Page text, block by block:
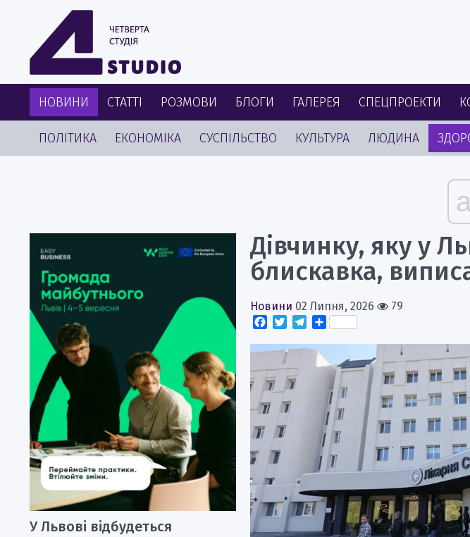
НОВИНИ СТАТТІ РОЗМОВИ БЛОГИ ГАЛЕРЕЯ СПЕЦПРОЕКТИ
ПОЛІТИКА ЕКОНОМІКА СУСПІЛЬСТВО КУЛЬТУРА ЛЮДИНА
Дівчинку, яку у
блискавка,
Новини 02 Липня, 2026
79
Facebook
TwitterTelegram
Поділитися
У Львові відбудеться